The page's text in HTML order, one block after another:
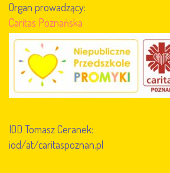
Organ prowadzący:
Caritas Poznańska
IOD Tomasz Ceranek:
iod/at/caritaspoznan.pl